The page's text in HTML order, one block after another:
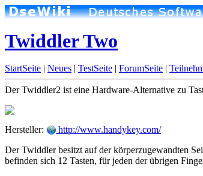
Twiddler Two
StartSeite | Neues | TestSeite | ForumSeite |
Der Twiddler2 ist eine Hardware-Alternative zu
Hersteller:
http://www.handykey.com/
Der Twiddler besitzt auf der körperzugewandten
befinden sich 12 Tasten, für jeden der übrigen